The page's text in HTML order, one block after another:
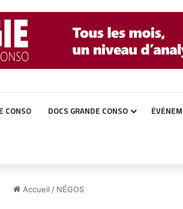
CONSO DOCS GRANDE CONSO
Accueil / NÉGOS